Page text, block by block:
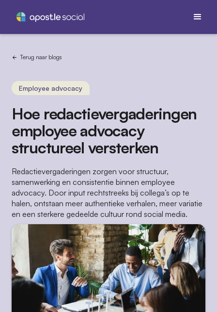
Terug naar blogs
Employee advocacy
Hoe redactievergaderingen
employee advocacy
structureel versterken
Redactievergaderingen zorgen voor structuur,
samenwerking en consistentie binnen employee
advocacy. Door input rechtstreeks bij collega’s op te
halen, ontstaan meer authentieke verhalen, meer variatie
en een sterkere gedeelde cultuur rond social media.